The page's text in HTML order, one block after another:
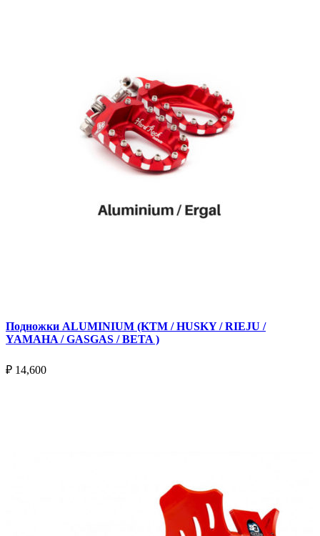
Подножки ALUMINIUM (KTM / HUSKY / RIEJU /
YAMAHA / GASGAS / BETA )
₽ 14,600